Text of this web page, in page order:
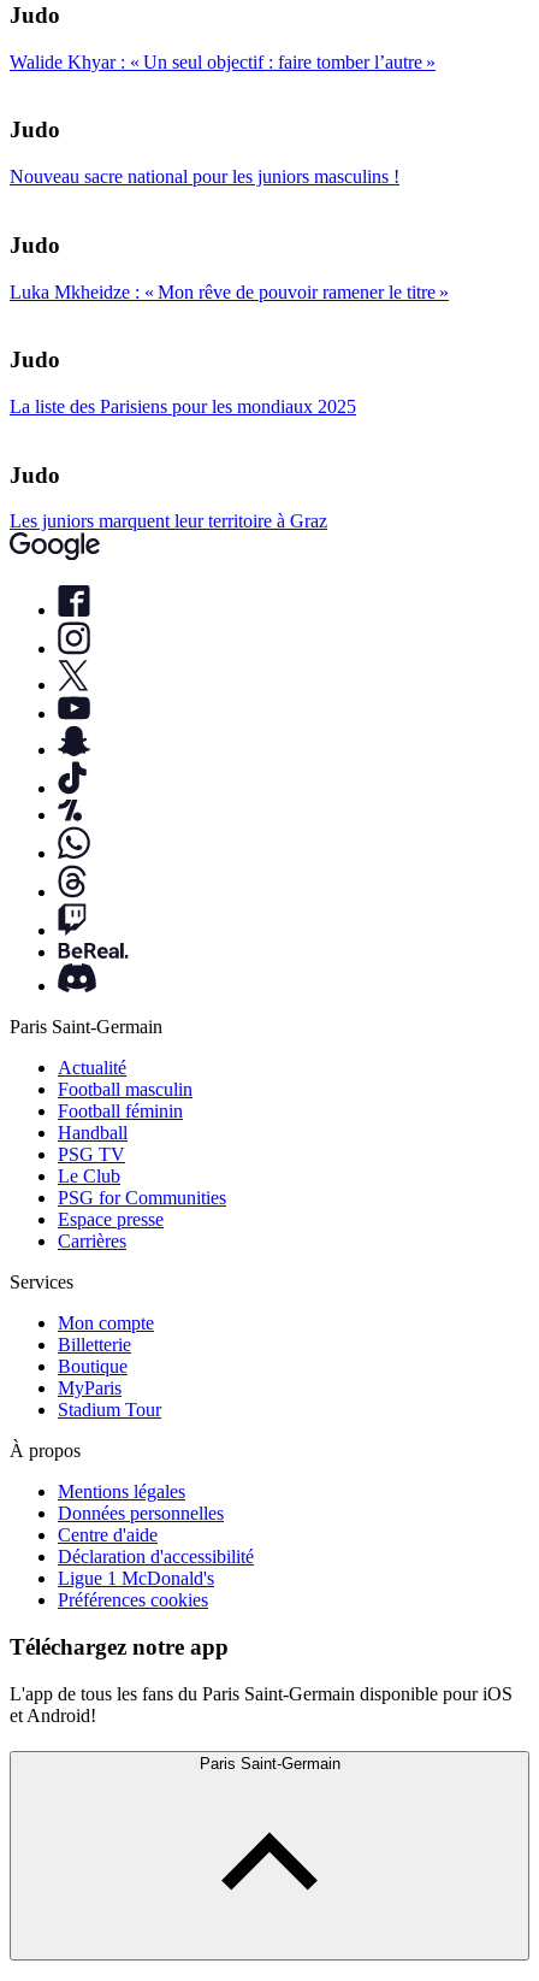
Judo
Walide Khyar : « Un seul objectif : faire tomber l’autre »
Judo
Nouveau sacre national pour les juniors masculins !
Judo
Luka Mkheidze : « Mon rêve de pouvoir ramener le titre »
Judo
La liste des Parisiens pour les mondiaux 2025
Judo
Les juniors marquent leur territoire à Graz
Paris Saint-Germain
Actualité
Football masculin
Football féminin
Handball
PSG TV
Le Club
PSG for Communities
Espace presse
Carrières
Services
Mon compte
Billetterie
Boutique
MyParis
Stadium Tour
À propos
Mentions légales
Données personnelles
Centre d'aide
Déclaration d'accessibilité
Ligue 1 McDonald's
Préférences cookies
Téléchargez notre app
L'app de tous les fans du Paris Saint-Germain disponible pour iOS
et Android!
Paris Saint-Germain